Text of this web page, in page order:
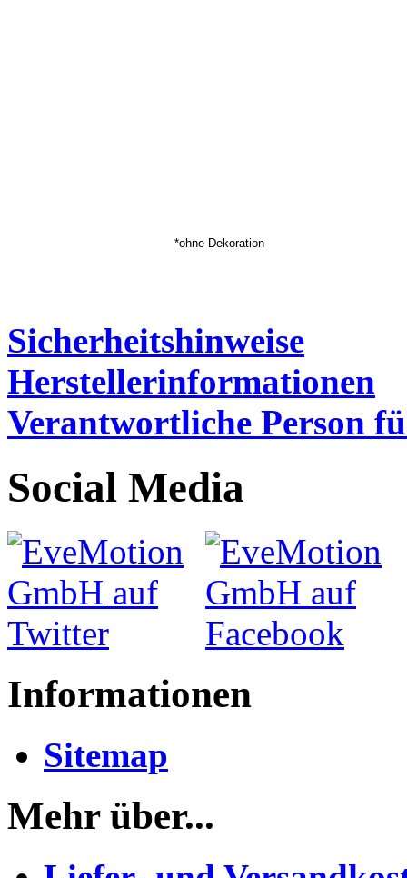
*ohne Dekoration
Sicherheitshinweise
Herstellerinformationen
Verantwortliche Person
Social Media
Informationen
Sitemap
Mehr über...